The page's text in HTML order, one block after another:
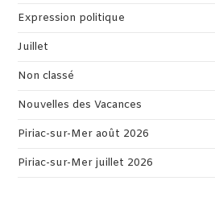
Expression politique
Juillet
Non classé
Nouvelles des Vacances
Piriac-sur-Mer août 2026
Piriac-sur-Mer juillet 2026